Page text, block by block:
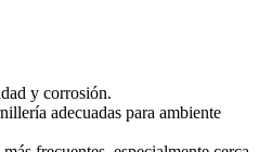
y corrosión.
adecuadas para ambiente